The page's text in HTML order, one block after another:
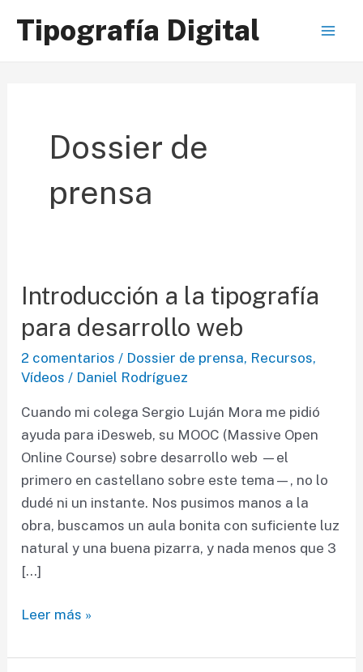
Tipografía Digital
Dossier de
prensa
Introducción a la tipografía
para desarrollo web
2 comentarios / Dossier de prensa, Recursos,
Vídeos / Daniel Rodríguez
Cuando mi colega Sergio Luján Mora me pidió
ayuda para iDesweb, su MOOC (Massive Open
Online Course) sobre desarrollo web —el
primero en castellano sobre este tema—, no lo
dudé ni un instante. Nos pusimos manos a la
obra, buscamos un aula bonita con suficiente luz
natural y una buena pizarra, y nada menos que 3
[…]
Introducción
la
Leer más »